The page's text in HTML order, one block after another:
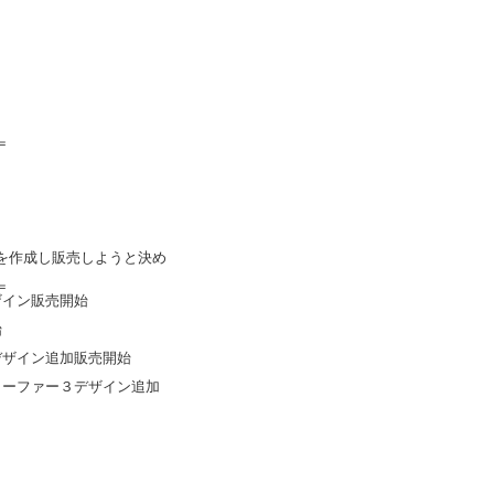
作成し販売しようと決め
ン販売開始
イン追加販売開始
ファー３デザイン追加